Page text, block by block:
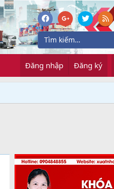
Đăng nhập Đăng ký